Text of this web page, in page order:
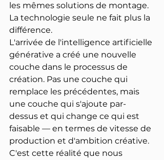
les mêmes solutions de montage.
La technologie seule ne fait plus la
différence.
L'arrivée de l'intelligence artificielle
générative a créé une nouvelle
couche dans le processus de
création. Pas une couche qui
remplace les précédentes, mais
une couche qui s'ajoute par-
dessus et qui change ce qui est
faisable — en termes de vitesse de
production et d'ambition créative.
C'est cette réalité que nous